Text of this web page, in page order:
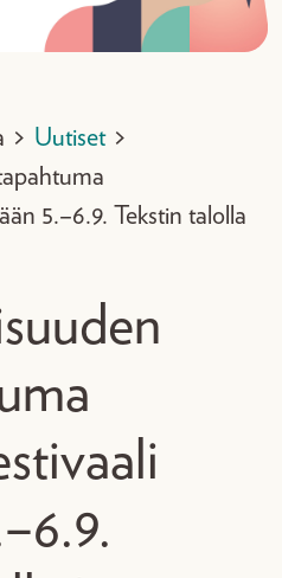
> Uutiset >
5.–6.9. Tekstin talolla